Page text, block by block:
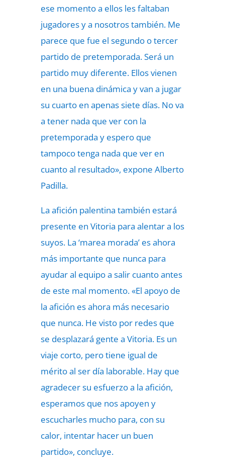
ese momento a ellos les faltaban
jugadores y a nosotros también. Me
parece que fue el segundo o tercer
partido de pretemporada. Será un
partido muy diferente. Ellos vienen
en una buena dinámica y van a jugar
su cuarto en apenas siete días. No va
a tener nada que ver con la
pretemporada y espero que
tampoco tenga nada que ver en
cuanto al resultado», expone Alberto
Padilla.
La afición palentina también estará
presente en Vitoria para alentar a los
suyos. La ‘marea morada’ es ahora
más importante que nunca para
ayudar al equipo a salir cuanto antes
de este mal momento. «El apoyo de
la afición es ahora más necesario
que nunca. He visto por redes que
se desplazará gente a Vitoria. Es un
viaje corto, pero tiene igual de
mérito al ser día laborable. Hay que
agradecer su esfuerzo a la afición,
esperamos que nos apoyen y
escucharles mucho para, con su
calor, intentar hacer un buen
partido», concluye.